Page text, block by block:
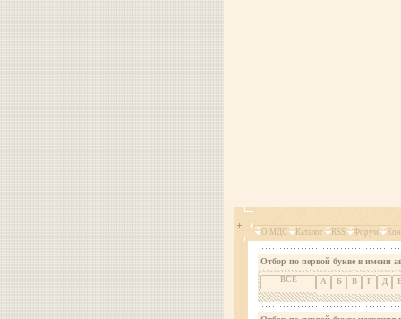
О МДС Каталог RSS Форум
Отбор по первой букве в имени
ВСЕ А Б В Г Д